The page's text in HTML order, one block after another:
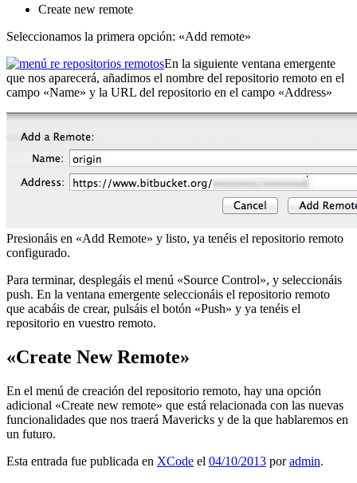
Create new remote
Seleccionamos la primera opción: «Add remote»
En la siguiente ventana emergente
que nos aparecerá, añadimos el nombre del repositorio remoto en el
campo «Name» y la URL del repositorio en el campo «Address»
Presionáis en «Add Remote» y listo, ya tenéis el repositorio remoto
configurado.
Para terminar, desplegáis el menú «Source Control», y seleccionáis
push. En la ventana emergente seleccionáis el repositorio remoto
que acabáis de crear, pulsáis el botón «Push» y ya tenéis el
repositorio en vuestro remoto.
«Create New Remote»
En el menú de creación del repositorio remoto, hay una opción
adicional «Create new remote» que está relacionada con las nuevas
funcionalidades que nos traerá Mavericks y de la que hablaremos en
un futuro.
Esta entrada fue publicada en XCode el 04/10/2013 poradmin.